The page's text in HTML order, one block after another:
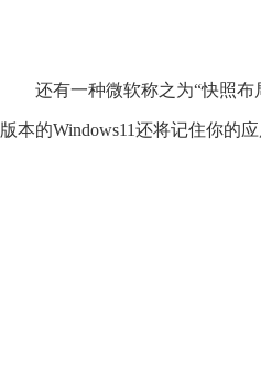
还有一种微软称之为“快照布局
版本的Windows11还将记住你的